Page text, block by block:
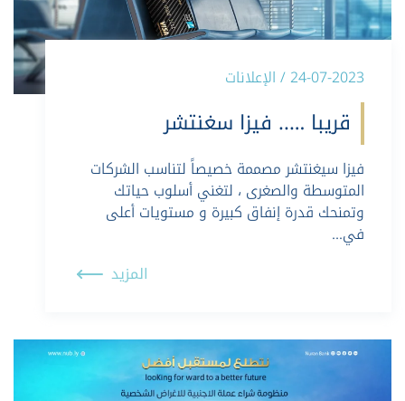
24-07-2023 / الإعلانات
قريبا ….. فيزا سغنتشر
فيزا سيغنتشر مصممة خصيصاً لتناسب الشركات
المتوسطة والصغرى ، لتغني أسلوب حياتك
وتمنحك قدرة إنفاق كبيرة و مستويات أعلى
في…
المزيد